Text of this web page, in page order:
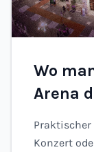
Wo
Arena
Praktischer
Konzert